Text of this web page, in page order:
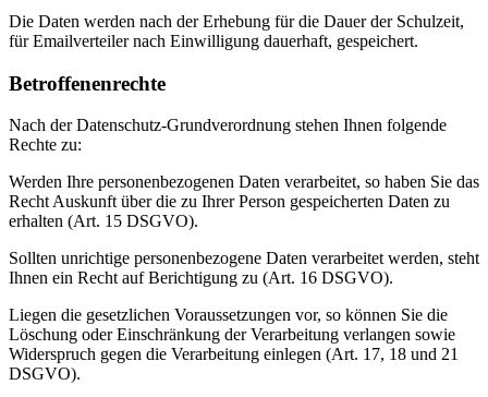
Die Daten werden nach der Erhebung für die Dauer der Schulzeit,
für Emailverteiler nach Einwilligung dauerhaft, gespeichert.
Betroffenenrechte
Nach der Datenschutz-Grundverordnung stehen Ihnen folgende
Rechte zu:
Werden Ihre personenbezogenen Daten verarbeitet, so haben Sie das
Recht Auskunft über die zu Ihrer Person gespeicherten Daten zu
erhalten (Art. 15 DSGVO).
Sollten unrichtige personenbezogene Daten verarbeitet werden, steht
Ihnen ein Recht auf Berichtigung zu (Art. 16 DSGVO).
Liegen die gesetzlichen Voraussetzungen vor, so können Sie die
Löschung oder Einschränkung der Verarbeitung verlangen sowie
Widerspruch gegen die Verarbeitung einlegen (Art. 17, 18 und 21
DSGVO).